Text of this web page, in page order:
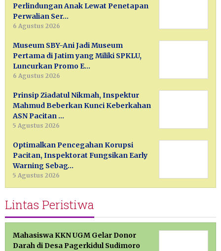
Perlindungan Anak Lewat Penetapan
Perwalian Ser…
6 Agustus 2026
Museum SBY-Ani Jadi Museum
Pertama di Jatim yang Miliki SPKLU,
Luncurkan Promo E…
6 Agustus 2026
Prinsip Ziadatul Nikmah, Inspektur
Mahmud Beberkan Kunci Keberkahan
ASN Pacitan …
5 Agustus 2026
Optimalkan Pencegahan Korupsi
Pacitan, Inspektorat Fungsikan Early
Warning Sebag…
5 Agustus 2026
Lintas Peristiwa
Mahasiswa KKN UGM Gelar Donor
Darah di Desa Pagerkidul Sudimoro